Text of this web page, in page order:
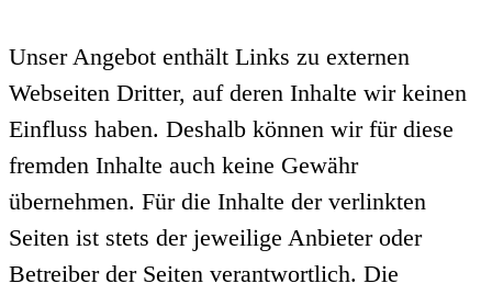
Unser Angebot enthält Links zu externen
Webseiten Dritter, auf deren Inhalte wir keinen
Einfluss haben. Deshalb können wir für diese
fremden Inhalte auch keine Gewähr
übernehmen. Für die Inhalte der verlinkten
Seiten ist stets der jeweilige Anbieter oder
Betreiber der Seiten verantwortlich. Die